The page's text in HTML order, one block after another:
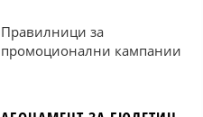
Правилници за
промоционални кампании